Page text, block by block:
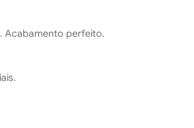
Acabamento perfeito.